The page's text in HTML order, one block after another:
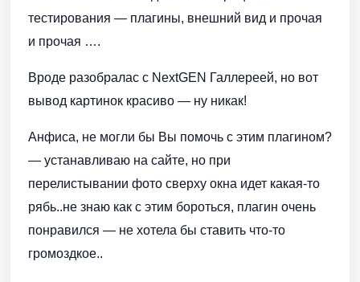
тестирования — плагины, внешний вид и прочая
и прочая ….
Вроде разобралас с NextGEN Галлереей, но вот
вывод картинок красиво — ну никак!
Анфиса, не могли бы Вы помочь с этим плагином?
— устанавливаю на сайте, но при
перелистывании фото сверху окна идет какая-то
рябь..не знаю как с этим бороться, плагин очень
понравился — не хотела бы ставить что-то
громоздкое..